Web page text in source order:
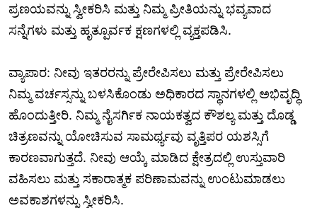
ಪ್ರಣಯವನ್ನು ಸ್ವೀಕರಿಸಿ ಮತ್ತು ನಿಮ್ಮ ಪ್ರೀತಿಯನ್ನು ಭವ್ಯವಾದ
ಸನ್ನೆಗಳು ಮತ್ತು ಹೃತ್ಪೂರ್ವಕ ಕ್ಷಣಗಳಲ್ಲಿ ವ್ಯಕ್ತಪಡಿಸಿ.
ವ್ಯಾಪಾರ: ನೀವು ಇತರರನ್ನು ಪ್ರೇರೇಪಿಸಲು ಮತ್ತು ಪ್ರೇರೇಪಿಸಲು
ನಿಮ್ಮ ವರ್ಚಸ್ಸನ್ನು ಬಳಸಿಕೊಂಡು ಅಧಿಕಾರದ ಸ್ಥಾನಗಳಲ್ಲಿ ಅಭಿವೃದ್ಧಿ
ಹೊಂದುತ್ತೀರಿ. ನಿಮ್ಮ ನೈಸರ್ಗಿಕ ನಾಯಕತ್ವದ ಕೌಶಲ್ಯ ಮತ್ತು ದೊಡ್ಡ
ಚಿತ್ರಣವನ್ನು ಯೋಚಿಸುವ ಸಾಮರ್ಥ್ಯವು ವೃತ್ತಿಪರ ಯಶಸ್ಸಿಗೆ
ಕಾರಣವಾಗುತ್ತದೆ. ನೀವು ಆಯ್ಕೆ ಮಾಡಿದ ಕ್ಷೇತ್ರದಲ್ಲಿ ಉಸ್ತುವಾರಿ
ವಹಿಸಲು ಮತ್ತು ಸಕಾರಾತ್ಮಕ ಪರಿಣಾಮವನ್ನು ಉಂಟುಮಾಡಲು
ಅವಕಾಶಗಳನ್ನು ಸ್ವೀಕರಿಸಿ.